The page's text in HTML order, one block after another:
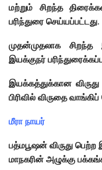
மற்றும் சிறந்த
பரிந்துரை செய்யப்பட்டது.
முதன்முதலாக சிறந்த
இயக்குநர்
இயக்கத்துக்கான
பிரிவில் விருதை
மீரா நாயர்
பத்மபூஷன் விருது
மாநகரின் அழுக்கு